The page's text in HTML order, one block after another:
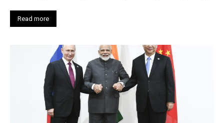
Read more